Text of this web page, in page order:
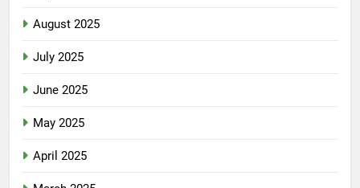
August 2025
July 2025
June 2025
May 2025
April 2025